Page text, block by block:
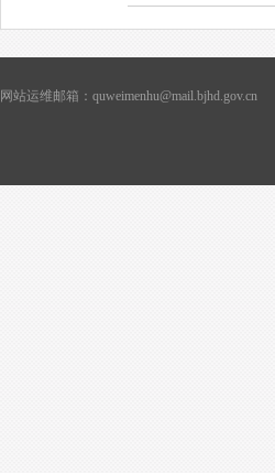
网站运维邮箱：quweimenhu@mail.bjhd.gov.cn